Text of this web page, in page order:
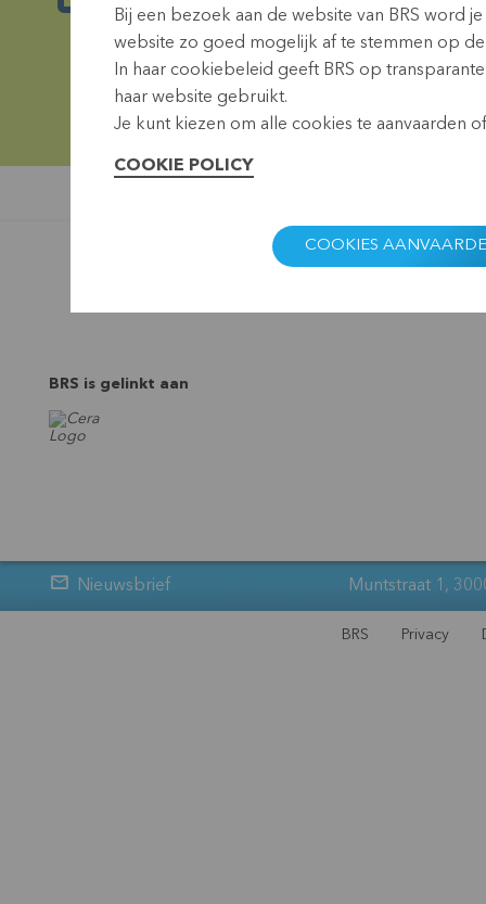
Onze BRS-nieuwsbrief brengt je de op
BRS is gelinkt aan
Nieuwsbrief Muntstraat 1,
BRS Privacy
Bij een bezoek aan de website van BRS word
website zo goed mogelijk af te stemmen op
In haar cookiebeleid geeft BRS op
haar website gebruikt.
Je kunt kiezen om alle cookies te aanvaarden
COOKIE POLICY
COOKIES